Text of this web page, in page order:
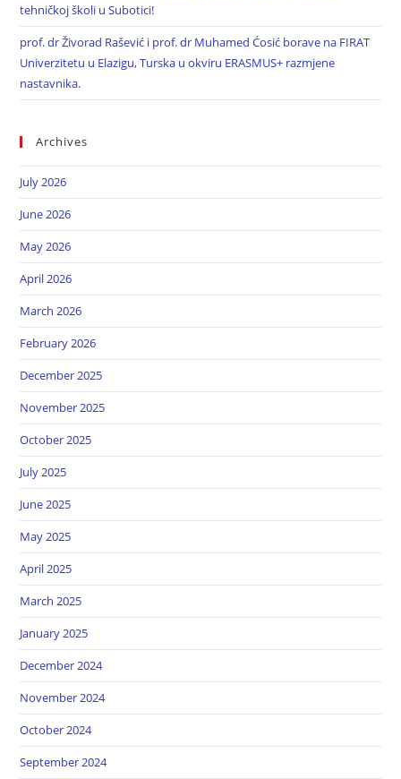
tehničkoj školi u Subotici!
prof. dr Živorad Rašević i prof. dr Muhamed Ćosić borave na FIRAT
Univerzitetu u Elazigu, Turska u okviru ERASMUS+ razmjene
nastavnika.
Archives
July 2026
June 2026
May 2026
April 2026
March 2026
February 2026
December 2025
November 2025
October 2025
July 2025
June 2025
May 2025
April 2025
March 2025
January 2025
December 2024
November 2024
October 2024
September 2024